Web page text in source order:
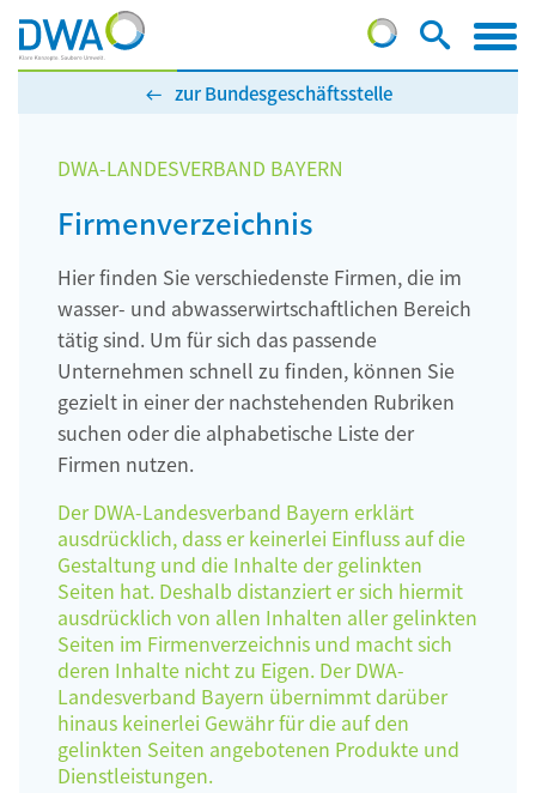
zur Bundesgeschäftsstelle
DWA-LANDESVERBAND BAYERN
Firmenverzeichnis
Hier finden Sie verschiedenste Firmen, die im
wasser- und abwasserwirtschaftlichen Bereich
tätig sind. Um für sich das passende
Unternehmen schnell zu finden, können Sie
gezielt in einer der nachstehenden Rubriken
suchen oder die alphabetische Liste der
Firmen nutzen.
Der DWA-Landesverband Bayern erklärt
ausdrücklich, dass er keinerlei Einfluss auf die
Gestaltung und die Inhalte der gelinkten
Seiten hat. Deshalb distanziert er sich hiermit
ausdrücklich von allen Inhalten aller gelinkten
Seiten im Firmenverzeichnis und macht sich
deren Inhalte nicht zu Eigen. Der DWA-
Landesverband Bayern übernimmt darüber
hinaus keinerlei Gewähr für die auf den
gelinkten Seiten angebotenen Produkte und
Dienstleistungen.